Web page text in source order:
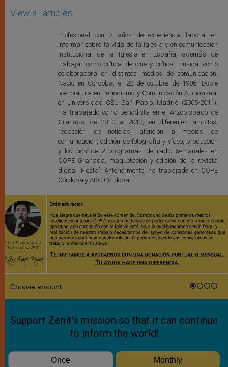
View all articles
Profesional con 7 años de experiencia laboral en
informar sobre la vida de la Iglesia y en comunicación
institucional de la Iglesia en España, además de
trabajar como crítica de cine y crítica musical como
colaboradora en distintos medios de comunicación.
Nació en Córdoba, el 22 de octubre de 1986. Doble
licenciatura en Periodismo y Comunicación Audiovisual
en Universidad CEU San Pablo, Madrid (2005-2011).
Ha trabajado como periodista en el Arzobispado de
Granada de 2010 a 2017, en diferentes ámbitos:
redacción de noticias, atención a medios de
comunicación, edición de fotografía y vídeo, producción
y locución de 2 programas de radio semanales en
COPE Granada, maquetación y edición de la revista
digital ‘Fiesta’. Anteriormente, ha trabajado en COPE
Córdoba y ABC Córdoba.